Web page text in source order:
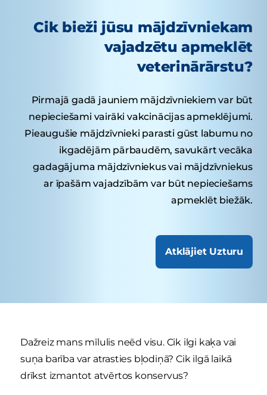
Cik bieži jūsu mājdzīvniekam
vajadzētu apmeklēt
veterinārārstu?
Pirmajā gadā jauniem mājdzīvniekiem var būt
nepieciešami vairāki vakcinācijas apmeklējumi.
Pieaugušie mājdzīvnieki parasti gūst labumu no
ikgadējām pārbaudēm, savukārt vecāka
gadagājuma mājdzīvniekus vai mājdzīvniekus
ar īpašām vajadzībām var būt nepieciešams
apmeklēt biežāk.
Atklājiet Uzturu
Dažreiz mans mīlulis neēd visu. Cik ilgi kaķa vai
suņa barība var atrasties bļodiņā? Cik ilgā laikā
drīkst izmantot atvērtos konservus?